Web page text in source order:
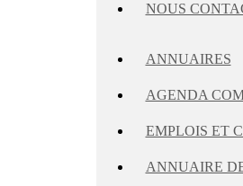
NOUS
ANNUAIRES
AGENDA
EMPLOIS ET
ANNUAIRE